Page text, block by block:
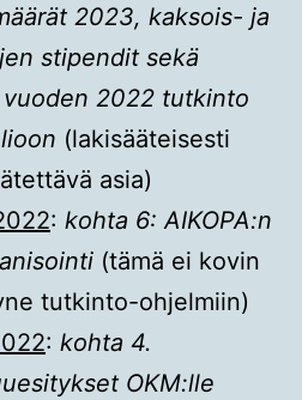
2023, kaksois- ja
stipendit sekä
2022 tutkinto
(lakisääteisesti
asia)
: kohta 6: AIKOPA:n
(tämä ei kovin
tutkinto-ohjelmiin)
: kohta 4.
OKM:lle